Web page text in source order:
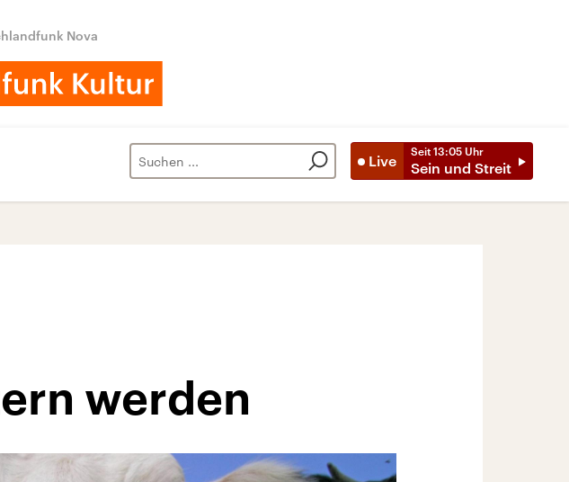
Nova
Live
Seit 13:05 Uhr
Sein und Streit
werden